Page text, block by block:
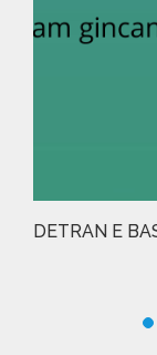
DETRAN E